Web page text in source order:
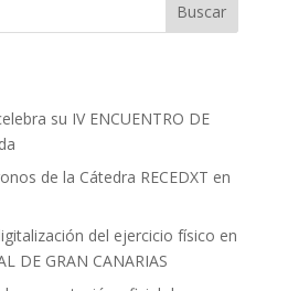
Buscar
su IV ENCUENTRO DE
de la Cátedra RECEDXT en
del ejercicio físico en
DE GRAN CANARIAS